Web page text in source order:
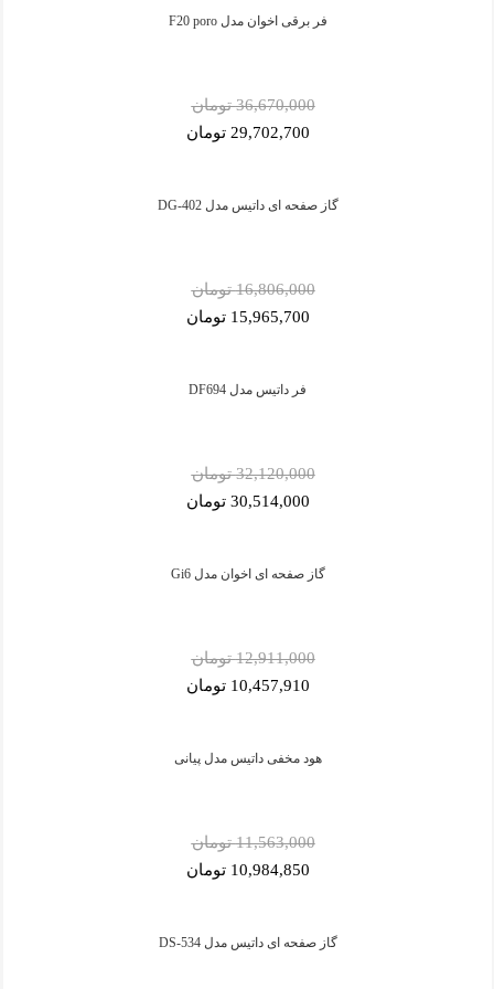
فر برقی اخوان مدل F20 poro
36,670,000 تومان
29,702,700 تومان
گاز صفحه ای داتیس مدل DG-402
16,806,000 تومان
15,965,700 تومان
فر داتیس مدل DF694
32,120,000 تومان
30,514,000 تومان
گاز صفحه ای اخوان مدل Gi6
12,911,000 تومان
10,457,910 تومان
هود مخفی داتیس مدل پیانی
11,563,000 تومان
10,984,850 تومان
گاز صفحه ای داتیس مدل DS-534